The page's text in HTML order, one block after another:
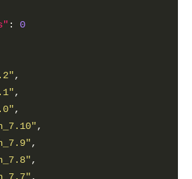
: 0